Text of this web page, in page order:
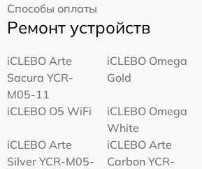
Способы оплаты
Ремонт устройств
iCLEBO Arte
Sacura YCR-
M05-11
iCLEBO Omega
Gold
iCLEBO O5 WiFi
iCLEBO Omega
White
iCLEBO Arte
Silver YCR-M05-
iCLEBO Arte
Carbon YCR-